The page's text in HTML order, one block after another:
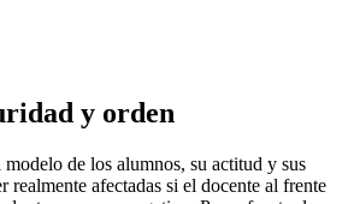
y orden
de los alumnos, su actitud y sus
realmente afectadas si el docente al frente